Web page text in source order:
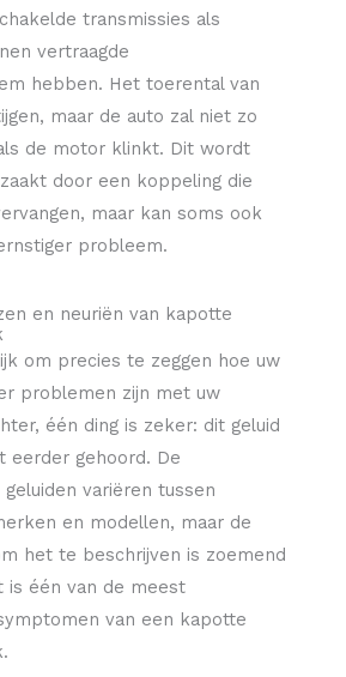
transmissies als
vertraagde
hebben. Het toerental van
maar de auto zal niet zo
de motor klinkt. Dit wordt
door een koppeling die
maar kan soms ook
probleem.
en neuriën van kapotte
om precies te zeggen hoe uw
problemen zijn met uw
één ding is zeker: dit geluid
eerder gehoord. De
variëren tussen
en modellen, maar de
het te beschrijven is zoemend
is één van de meest
van een kapotte